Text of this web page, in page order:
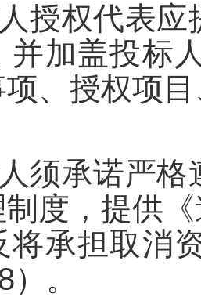
授权代表
并加盖投标
项、授权项
须承诺严
度，提供
将承担取消
）。